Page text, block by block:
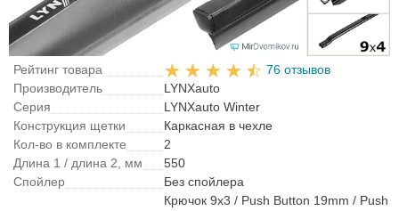
Рейтинг товара
76 отзывов
Производитель
LYNXauto
Серия
LYNXauto Winter
Конструкция щетки
Каркасная в чехле
Кол-во в комплекте
2
Длина 1 / длина 2, мм
550
Спойлер
Без спойлера
Крючок 9x3 / Push Button 19mm / Push